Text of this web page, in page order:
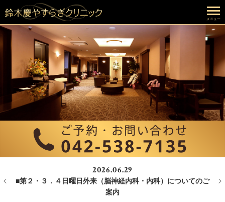
メニュー
2026.06.29
■第２・３．４日曜日外来（脳神経内科・内科）についてのご
案内